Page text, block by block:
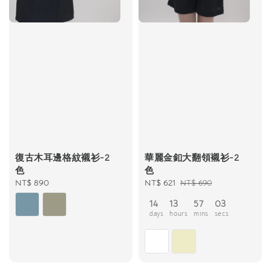
復古木耳邊格紋襯衫-2
色
Regular
price
NT$ 890
華麗金釦大翻領襯衫-2
色
Sale
NT$ 621 Regular
NT$ 690
14
days
13
hours
57
mins
02
secs